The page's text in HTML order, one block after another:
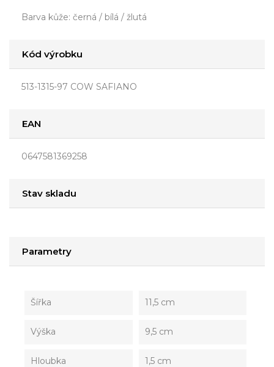
Barva kůže: černá / bílá / žlutá
Kód výrobku
513-1315-97 COW SAFIANO
EAN
0647581369258
Stav skladu
Parametry
Šířka 11,5 cm
Výška 9,5 cm
Hloubka 1,5 cm